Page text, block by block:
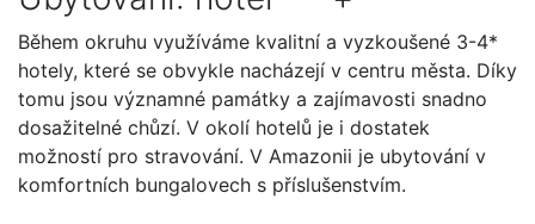
Během okruhu využíváme kvalitní a vyzkoušené 3-4*
hotely, které se obvykle nacházejí v centru města. Díky
tomu jsou významné památky a zajímavosti snadno
dosažitelné chůzí. V okolí hotelů je i dostatek
možností pro stravování. V Amazonii je ubytování v
komfortních bungalovech s příslušenstvím.